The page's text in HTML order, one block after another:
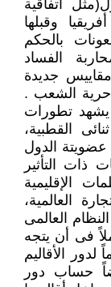
اتفاقية
وقبلها
بالحكم
الفساد
جديدة
الشعب .
يشهد تطورات
القطبية،
الدول
ذات التأثير
الإقليمية
العالمية،
العالمى
فى أن يتجه
الأقاليم
حساب دور